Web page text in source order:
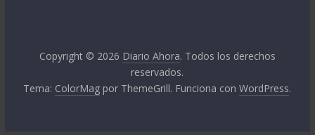
Copyright © 2026 Diario Ahora. Todos los derechos
reservados.
Tema: ColorMag por ThemeGrill. Funciona conWordPress.